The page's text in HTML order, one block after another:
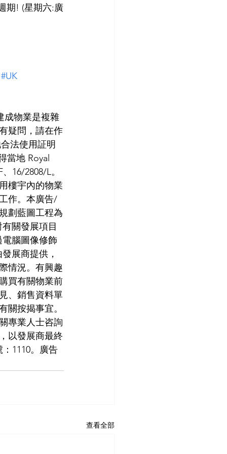
期! (星期六:廣
#UK
成物業是複雜
疑問，請在作
法使用証明
當地 Royal
16/2808/L。
樓宇內的物業
作。本廣告/
劃藍圖工程為
關發展項目
腦圖像修飾
展商提供，
情況。有興趣
買有關物業前
、銷售資料單
關按揭事宜。
專業人士咨詢
以發展商最終
1110。廣告
查看全部